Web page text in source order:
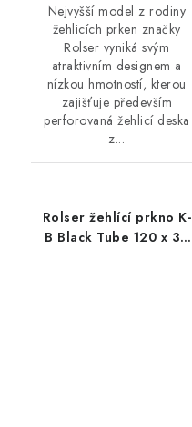
Nejvyšší model z rodiny
žehlicích prken značky
Rolser vyniká svým
atraktivním designem a
nízkou hmotností, kterou
zajišťuje především
perforovaná žehlicí deska
z...
Rolser žehlící prkno K-
B Black Tube 120 x 38